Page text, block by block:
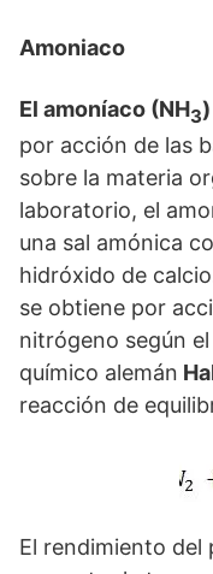
Amoniaco
El amoníaco (NH3)
por acción de las
sobre la materia
laboratorio, el
una sal amónica
hidróxido de
se obtiene por
nitrógeno según
químico alemán
reacción de
El rendimiento del